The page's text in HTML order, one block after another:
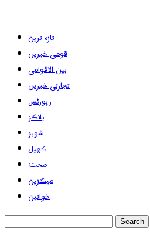
تازہ ترین
قومی خبریں
بین الاقوامی
تجارتی خبریں
رپورٹس
بلاگز
شوبز
کھیل
صحت
میگزین
خواتین